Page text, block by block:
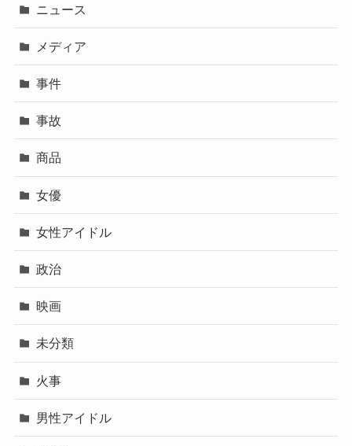
ニュース
メディア
事件
事故
商品
女優
女性アイドル
政治
映画
未分類
火事
男性アイドル